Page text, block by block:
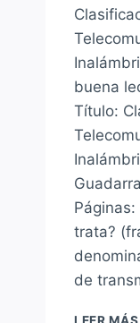
buena
Título:
trata?
de
LEER MÁS